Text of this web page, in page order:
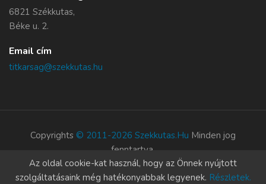
6821 Székkutas,
Béke u. 2.
Email cím
titkarsag@szekkutas.hu
Copyrights © 2011-2026 Szekkutas.hu Minden jog
fenntartva.
Süti szabályzat
Az oldal cookie-kat használ, hogy az Önnek nyújtott
szolgáltatásaink még hatékonyabbak legyenek. Részletek.